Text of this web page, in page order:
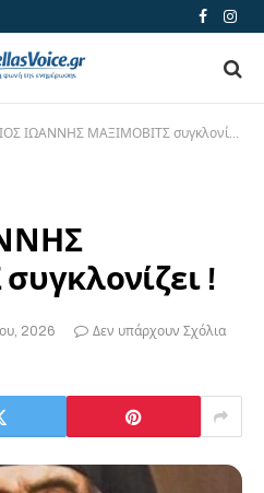
Facebook
ΙΩΑΝΝΗΣ ΜΑΞΙΜΟΒΙΤΣ συγκλονίζει !
!
2026
Δεν υπάρχουν Σχόλια